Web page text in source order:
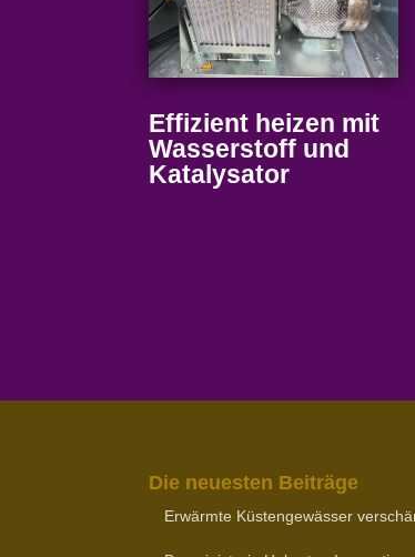
Effizient heizen mit
Wasser­stoff und
Katalysator
Die neuesten Beiträge
Erwärmte Küsten­ge­wässer